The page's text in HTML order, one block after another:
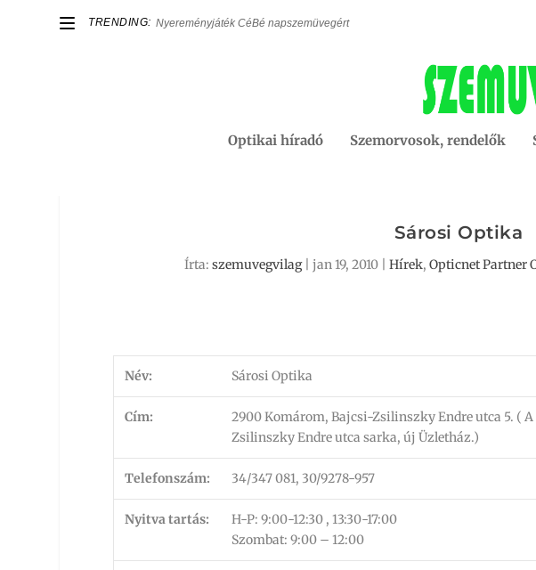
TRENDING: Nyereményjáték CéBé napszemüvegért
Optikai híradó Szemorvosok, rendelők
Sárosi Optika
Írta:szemuvegvilag|jan 19, 2010 |Hírek,Opticnet Partner
Név: Sárosi Optika
Cím: 2900 Komárom, Bajcsi-Zsilinszky Endre utca 5. ( A
Zsilinszky Endre utca sarka, új Üzletház.)
Telefonszám: 34/347 081, 30/9278-957
Nyitva tartás:
H-P: 9:00-12:30 , 13:30-17:00
Szombat: 9:00 – 12:00